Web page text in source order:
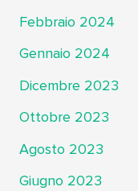
Febbraio 2024
Gennaio 2024
Dicembre 2023
Ottobre 2023
Agosto 2023
Giugno 2023